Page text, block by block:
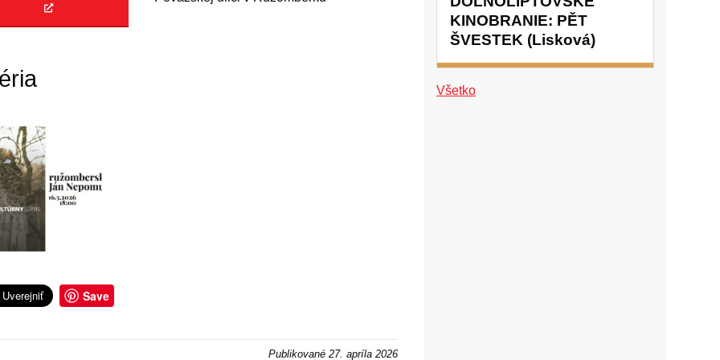
Save
Publikované 27. apríla 2026
KINOBRANIE: PĚT
ŠVESTEK (Lisková)
Všetko